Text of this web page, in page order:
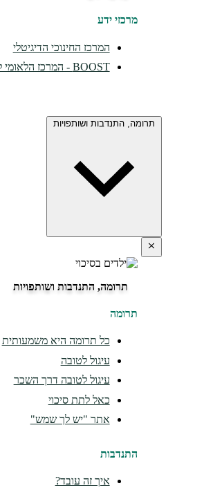
מרכזי ידע
המרכז החינוכי הדיגיטלי
BOOST - המרכז הלאומי למיצוי זכויות - יעלה בקרוב...
תרומה, התנדבות ושותפויות
תרומה, התנדבות ושותפויות
תרומה
כל תרומה היא משמעותית
עיגול לטובה
עיגול לטובה דרך השכר
כאל לתת סיכוי
אתר "יש לך שמש"
התנדבות
איך זה עובד?